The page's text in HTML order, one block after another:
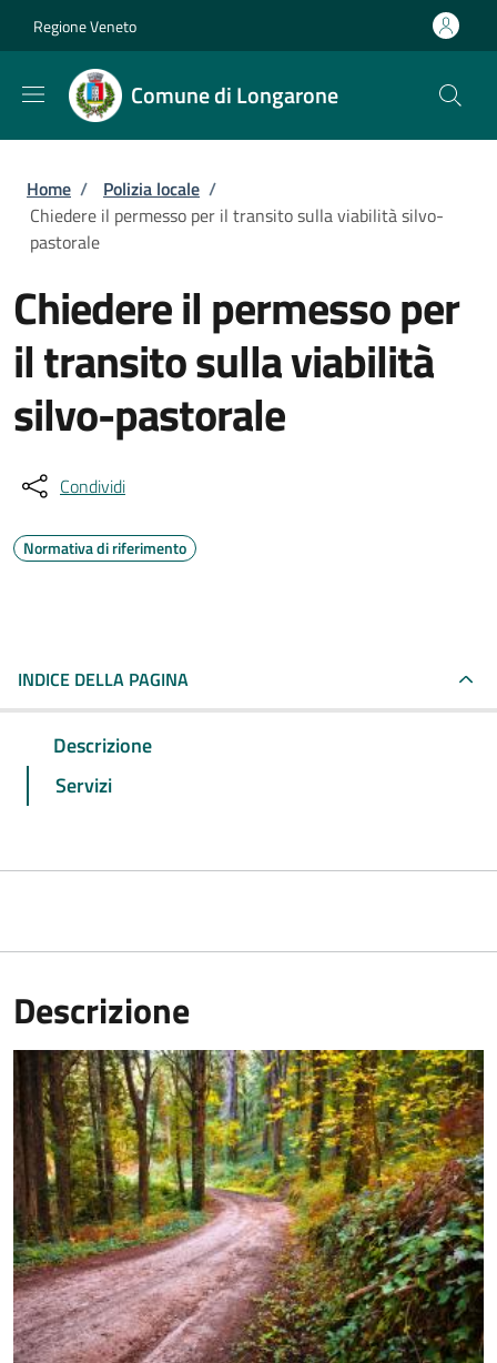
Regione Veneto
Comune di Longarone
Briciole di pane
Home / Polizia locale /
Chiedere il permesso per il transito sulla viabilità silvo-
pastorale
Chiedere il permesso per
il transito sulla viabilità
silvo-pastorale
Condividi
Normativa di riferimento
INDICE DELLA PAGINA
Descrizione
Servizi
Descrizione